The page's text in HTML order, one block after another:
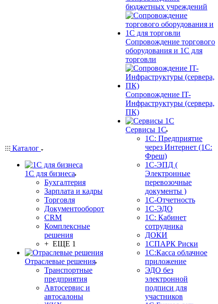
Каталог
1С для бизнеса
Бухгалтерия
Зарплата и кадры
Торговля
Документооборот
CRM
Комплексные
решения
+ ЕЩЕ 1
Отраслевые решения
Транспортные
предприятия
Автосервис и
автосалоны
бюджетных учреждений
Сопровождение торгового
оборудования и 1С для
торговли
Сопровождение IT-
Инфраструктуры (сервера,
ПК)
Сервисы 1С
1С: Предприятие
через Интернет (1С:
Фреш)
1С-ЭПД (
Электронные
перевозочные
документы )
1С-Отчетность
1С-ЭДО
1С: Кабинет
сотрудника
ДОКИ
1СПАРК Риски
1С:Касса облачное
приложение
ЭДО без
электронной
подписи для
участников